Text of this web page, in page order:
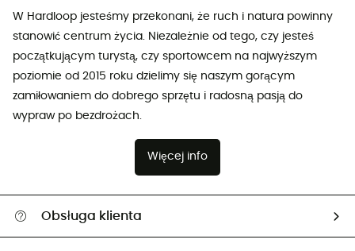
W Hardloop jesteśmy przekonani, że ruch i natura powinny
stanowić centrum życia. Niezależnie od tego, czy jesteś
początkującym turystą, czy sportowcem na najwyższym
poziomie od 2015 roku dzielimy się naszym gorącym
zamiłowaniem do dobrego sprzętu i radosną pasją do
wypraw po bezdrożach.
Więcej info
Obsługa klienta